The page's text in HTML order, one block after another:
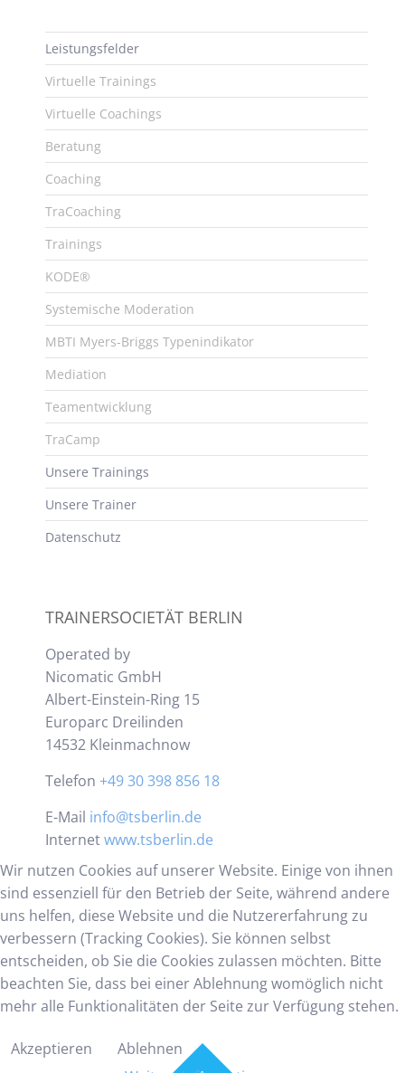
Leistungsfelder
Virtuelle Trainings
Virtuelle Coachings
Beratung
Coaching
TraCoaching
Trainings
KODE®
Systemische Moderation
MBTI Myers-Briggs Typenindikator
Mediation
Teamentwicklung
TraCamp
Unsere Trainings
Unsere Trainer
Datenschutz
TRAINERSOCIETÄT BERLIN
Operated by
Nicomatic GmbH
Albert-Einstein-Ring 15
Europarc Dreilinden
14532 Kleinmachnow
Telefon +49 30 398 856 18
E-Mail info@tsberlin.de
Internetwww.tsberlin.de
Wir nutzen Cookies auf unserer Website. Einige von ihnen
sind essenziell für den Betrieb der Seite, während andere
uns helfen, diese Website und die Nutzererfahrung zu
verbessern (Tracking Cookies). Sie können selbst
entscheiden, ob Sie die Cookies zulassen möchten. Bitte
beachten Sie, dass bei einer Ablehnung womöglich nicht
mehr alle Funktionalitäten der Seite zur Verfügung stehen.
Akzeptieren
Ablehnen